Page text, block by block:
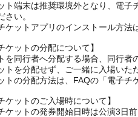
ト端末は推奨環境外となり、電
さい。
ケットアプリのインストール方法
ケットの分配について】
を同行者へ分配する場合、同行者
トを分配せず、ご一緒に入場いた
トの分配方法は、FAQの「電子チ
ケットのご入場時について】
ケットの発券開始日時は公演3日